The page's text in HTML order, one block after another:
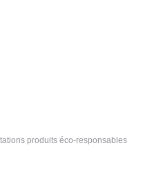
produits éco-responsables